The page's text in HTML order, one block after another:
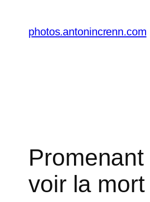
contenu
photos.antonincrenn.com
voir la mort